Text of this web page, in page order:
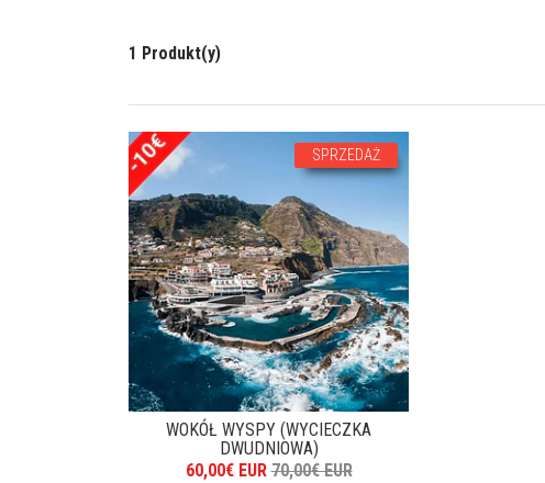
1 Produkt(y)
SPRZEDAŻ
WOKÓŁ WYSPY (WYCIECZKA
DWUDNIOWA)
60,00€ EUR 70,00€ EUR